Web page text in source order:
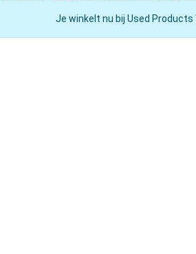
Je winkelt nu bij Used Products